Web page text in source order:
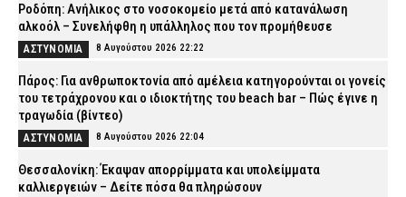
Ροδόπη: Ανήλικος στο νοσοκομείο μετά από κατανάλωση
αλκοόλ – Συνελήφθη η υπάλληλος που τον προμήθευσε
ΑΣΤΥΝΟΜΙΑ 8 Αυγούστου 2026 22:22
Πάρος: Για ανθρωποκτονία από αμέλεια κατηγορούνται οι γονείς
του τετράχρονου και ο ιδιοκτήτης του beach bar – Πώς έγινε η
τραγωδία (βίντεο)
ΑΣΤΥΝΟΜΙΑ 8 Αυγούστου 2026 22:04
Θεσσαλονίκη: Έκαψαν απορρίμματα και υπολείμματα
καλλιεργειών – Δείτε πόσα θα πληρώσουν